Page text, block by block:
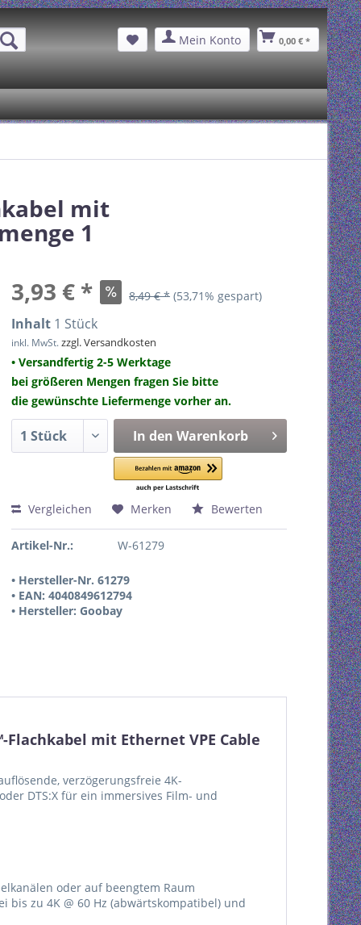
Mein Konto 0,00 € *
mit
1
3,93 € *
8,49 € * (53,71% gespart)
Inhalt 1 Stück
inkl. MwSt.zzgl. Versandkosten
• Versandfertig 2-5 Werktage
bei größeren Mengen fragen Sie bitte
die gewünschte Liefermenge vorher an.
In den Warenkorb
Vergleichen Merken Bewerten
Artikel-Nr.: W-61279
• Hersteller-Nr. 61279
• EAN: 4040849612794
• Hersteller: Goobay
mit Ethernet VPE Cable
verzögerungsfreie 4K-
DTS:X für ein immersives Film- und
oder auf beengtem Raum
bis zu 4K @ 60 Hz (abwärtskompatibel) und